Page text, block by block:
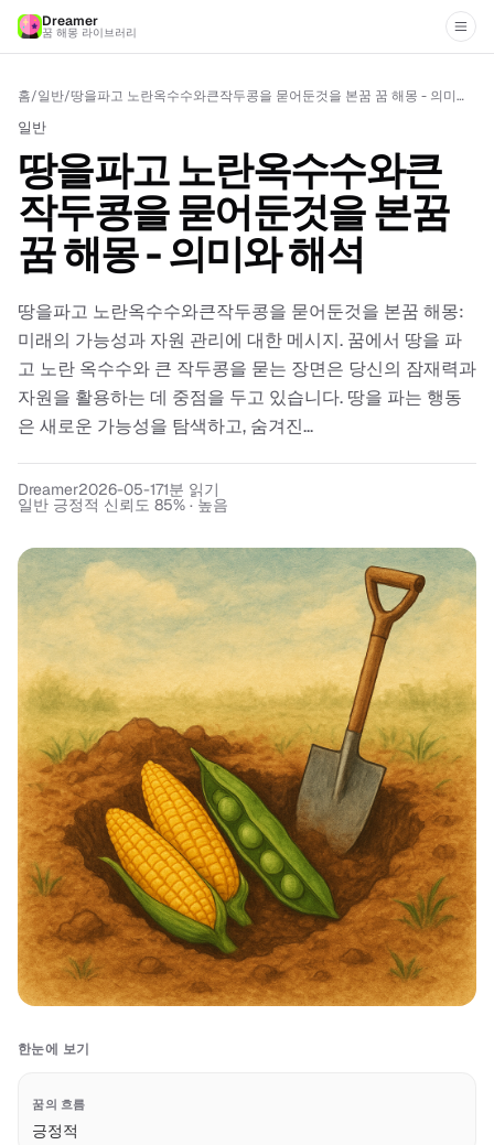
Dreamer
꿈 해몽 라이브러리
홈/일반/ 땅을파고 노란옥수수와큰작두콩을 묻어둔것을 본꿈 꿈 해몽 - 의미와 해석
일반
땅을파고 노란옥수수와큰
작두콩을 묻어둔것을 본꿈
꿈 해몽 - 의미와 해석
땅을파고 노란옥수수와큰작두콩을 묻어둔것을 본꿈 해몽:
미래의 가능성과 자원 관리에 대한 메시지. 꿈에서 땅을 파
고 노란 옥수수와 큰 작두콩을 묻는 장면은 당신의 잠재력과
자원을 활용하는 데 중점을 두고 있습니다. 땅을 파는 행동
은 새로운 가능성을 탐색하고, 숨겨진...
Dreamer2026-05-171분 읽기
일반 긍정적 신뢰도 85% · 높음
한눈에 보기
꿈의 흐름
긍정적